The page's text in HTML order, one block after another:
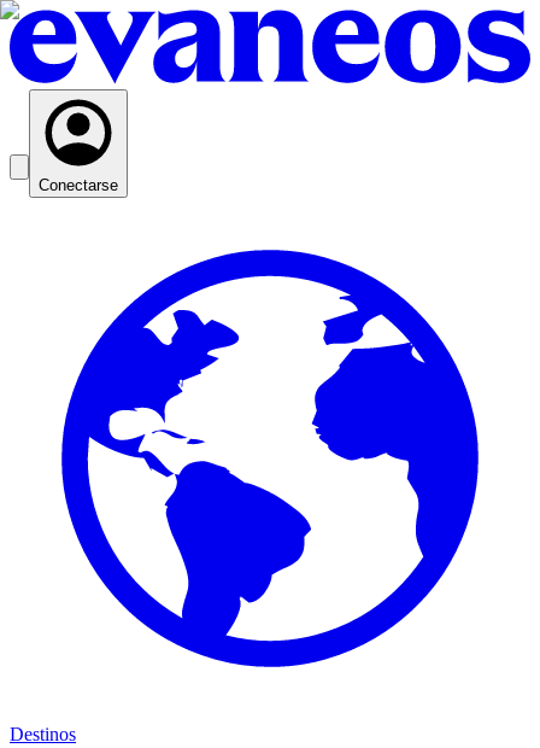
Conectarse
Destinos